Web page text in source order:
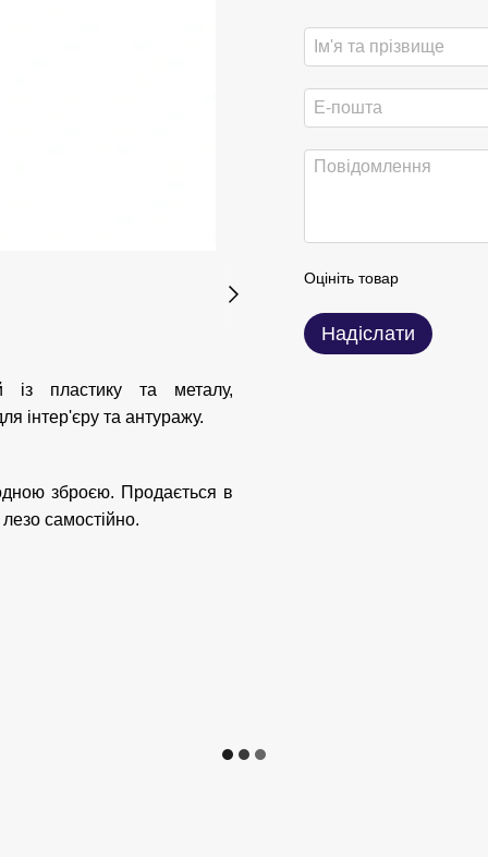
із пластику та металу,
інтер'єру та антуражу.
зброєю. Продається в
самостійно.
Оцініть товар
Надіслати